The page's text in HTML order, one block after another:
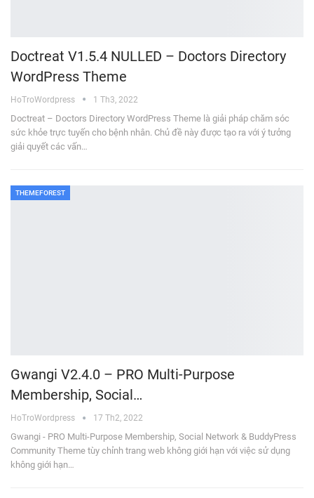
Doctreat V1.5.4 NULLED – Doctors Directory
WordPress Theme
HoTroWordpress 1 Th3, 2022
Doctreat – Doctors Directory WordPress Theme là giải pháp chăm sóc
sức khỏe trực tuyến cho bệnh nhân. Chủ đề này được tạo ra với ý tưởng
giải quyết các vấn…
THEMEFOREST
Gwangi V2.4.0 – PRO Multi-Purpose
Membership, Social…
HoTroWordpress 17 Th2, 2022
Gwangi - PRO Multi-Purpose Membership, Social Network & BuddyPress
Community Theme tùy chỉnh trang web không giới hạn với việc sử dụng
không giới hạn…